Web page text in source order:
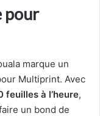
pour
marque un
Multiprint. Avec
feuilles à l’heure,
un bond de